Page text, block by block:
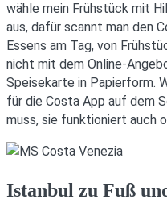
wähle mein Frühstück mit
aus, dafür scannt man den
Essens am Tag, von
nicht mit dem Online-
Speisekarte in Papierform.
für die Costa App auf dem
muss, sie funktioniert auch
Istanbul zu Fuß